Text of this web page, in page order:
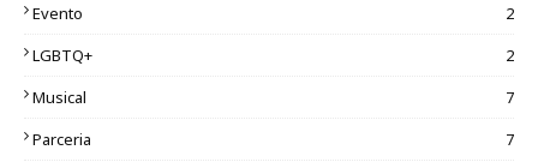
Evento
2
LGBTQ+
2
Musical
7
Parceria
7